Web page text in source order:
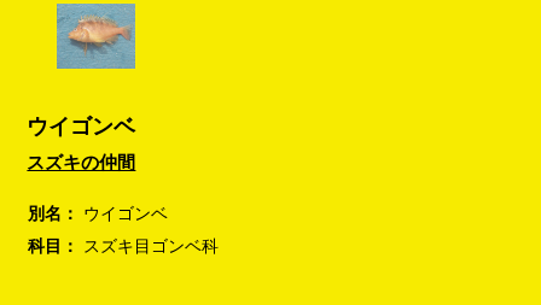
ウイゴンベ
スズキの仲間
別名：
ウイゴンベ
科目：
スズキ目ゴンベ科